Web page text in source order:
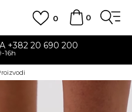
0
0
+382 20 690 200
16h